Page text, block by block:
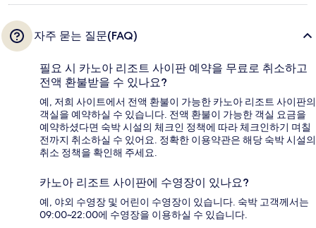
자주 묻는 질문(FAQ)
필요 시 카노아 리조트 사이판 예약을 무료로 취소하고
전액 환불받을 수 있나요?
예, 저희 사이트에서 전액 환불이 가능한 카노아 리조트 사이판의
객실을 예약하실 수 있습니다. 전액 환불이 가능한 객실 요금을
예약하셨다면 숙박 시설의 체크인 정책에 따라 체크인하기 며칠
전까지 취소하실 수 있어요. 정확한 이용약관은 해당 숙박 시설의
취소 정책을 확인해 주세요.
카노아 리조트 사이판에 수영장이 있나요?
예, 야외 수영장 및 어린이 수영장이 있습니다. 숙박 고객께서는
09:00~22:00에 수영장을 이용하실 수 있습니다.